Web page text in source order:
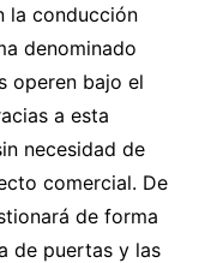
la conducción
denominado
operen bajo el
a esta
necesidad de
comercial. De
de forma
de puertas y las